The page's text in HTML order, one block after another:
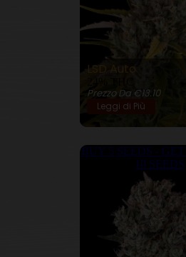
LSD Auto
Prezzo Da €13.10
Leggi di Più
BUY 5 SEEDS -
10 SEEDS